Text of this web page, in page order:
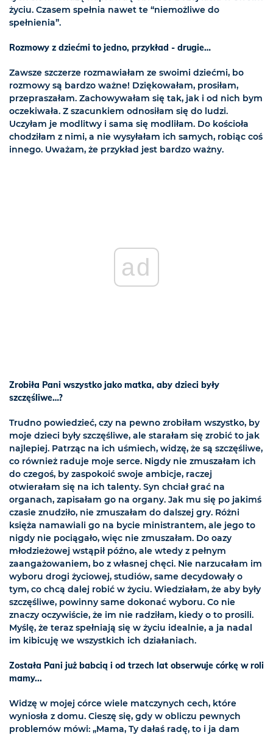
życiu. Czasem spełnia nawet te “niemożliwe do
spełnienia”.
Rozmowy z dziećmi to jedno, przykład - drugie…
Zawsze szczerze rozmawiałam ze swoimi dziećmi, bo
rozmowy są bardzo ważne! Dziękowałam, prosiłam,
przepraszałam. Zachowywałam się tak, jak i od nich bym
oczekiwała. Z szacunkiem odnosiłam się do ludzi.
Uczyłam je modlitwy i sama się modliłam. Do kościoła
chodziłam z nimi, a nie wysyłałam ich samych, robiąc coś
innego. Uważam, że przykład jest bardzo ważny.
ad
Zrobiła Pani wszystko jako matka, aby dzieci były
szczęśliwe…?
Trudno powiedzieć, czy na pewno zrobiłam wszystko, by
moje dzieci były szczęśliwe, ale starałam się zrobić to jak
najlepiej. Patrząc na ich uśmiech, widzę, że są szczęśliwe,
co również raduje moje serce. Nigdy nie zmuszałam ich
do czegoś, by zaspokoić swoje ambicje, raczej
otwierałam się na ich talenty. Syn chciał grać na
organach, zapisałam go na organy. Jak mu się po jakimś
czasie znudziło, nie zmuszałam do dalszej gry. Różni
księża namawiali go na bycie ministrantem, ale jego to
nigdy nie pociągało, więc nie zmuszałam. Do oazy
młodzieżowej wstąpił późno, ale wtedy z pełnym
zaangażowaniem, bo z własnej chęci. Nie narzucałam im
wyboru drogi życiowej, studiów, same decydowały o
tym, co chcą dalej robić w życiu. Wiedziałam, że aby były
szczęśliwe, powinny same dokonać wyboru. Co nie
znaczy oczywiście, że im nie radziłam, kiedy o to prosili.
Myślę, że teraz spełniają się w życiu idealnie, a ja nadal
im kibicuję we wszystkich ich działaniach.
Została Pani już babcią i od trzech lat obserwuje córkę w roli
mamy...
Widzę w mojej córce wiele matczynych cech, które
wyniosła z domu. Cieszę się, gdy w obliczu pewnych
problemów mówi: „Mama, Ty dałaś radę, to i ja dam